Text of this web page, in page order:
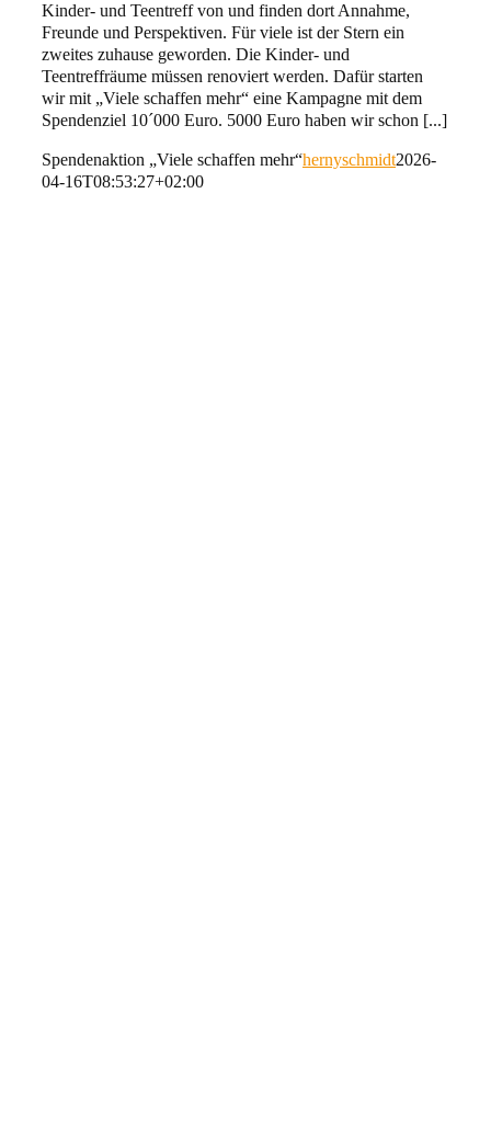
Kinder- und Teentreff von und finden dort Annahme,
Freunde und Perspektiven. Für viele ist der Stern ein
zweites zuhause geworden. Die Kinder- und
Teentreffräume müssen renoviert werden. Dafür starten
wir mit „Viele schaffen mehr“ eine Kampagne mit dem
Spendenziel 10´000 Euro. 5000 Euro haben wir schon [...]
Spendenaktion „Viele schaffen mehr“hernyschmidt2026-
04-16T08:53:27+02:00